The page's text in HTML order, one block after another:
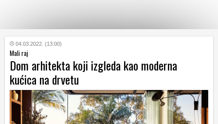
KATEGORIJE
HRVATSKI
WEB
04.03.2022. (13:00)
Mali raj
Dom arhitekta koji izgleda kao moderna
kućica na drvetu